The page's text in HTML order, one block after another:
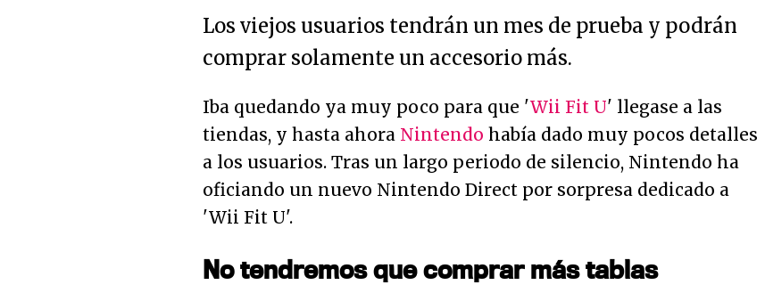
Los viejos usuarios tendrán un mes de prueba y podrán
comprar solamente un accesorio más.
Iba quedando ya muy poco para que 'Wii Fit U' llegase a las
tiendas, y hasta ahora Nintendo había dado muy pocos detalles
a los usuarios. Tras un largo periodo de silencio, Nintendo ha
oficiando un nuevo Nintendo Direct por sorpresa dedicado a
'Wii Fit U'.
No tendremos que comprar más tablas